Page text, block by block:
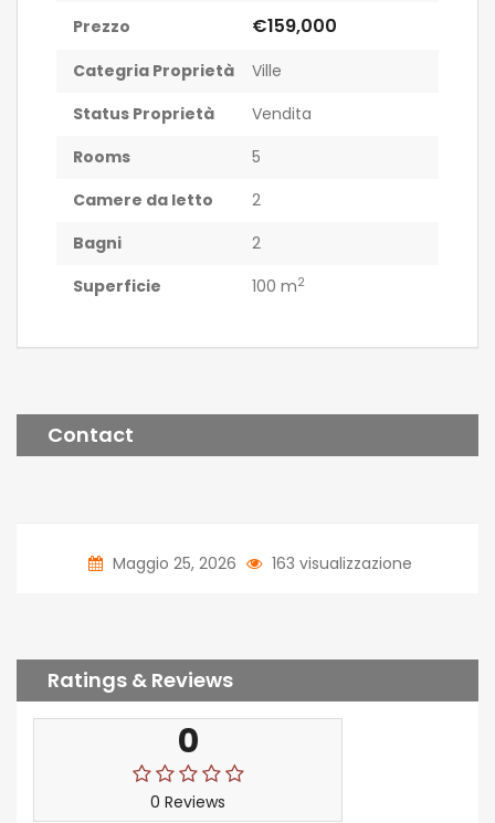
Prezzo €159,000
Categria Proprietà
Ville
Status Proprietà
Vendita
Rooms
5
Camere da letto
2
Bagni
2
Superficie
100 m2
Contact
Maggio 25, 2026 163 visualizzazione
Ratings & Reviews
0
0 Reviews